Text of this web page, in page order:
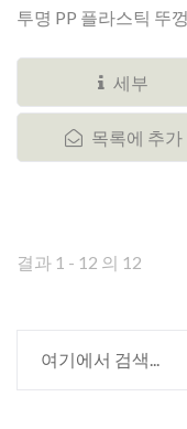
투명 PP 플라스틱 뚜
세부
목록에 추가
결과 1 - 12 의 12